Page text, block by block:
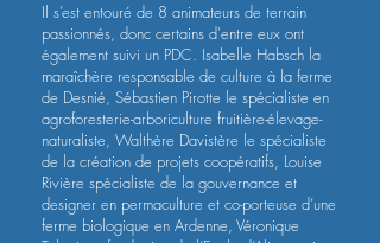
Il s’est entouré de 8 animateurs de terrain
passionnés, donc certains d'entre eux ont
également suivi un PDC. Isabelle Habsch la
maraîchère responsable de culture à la ferme
de Desnié, Sébastien Pirotte le spécialiste en
agroforesterie-arboriculture fruitière-élevage-
naturaliste, Walthère Davistère le spécialiste
de la création de projets coopératifs, Louise
Rivière spécialiste de la gouvernance et
designer en permaculture et co-porteuse d’une
ferme biologique en Ardenne, Véronique